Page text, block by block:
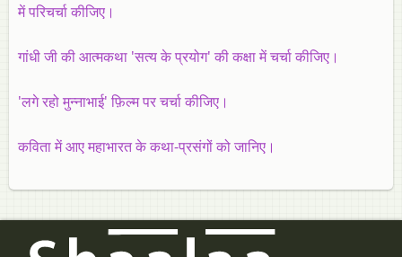
में परिचर्चा कीजिए।
गांधी जी की आत्मकथा 'सत्य के प्रयोग' की कक्षा में चर्चा कीजिए।
'लगे रहो मुन्नाभाई' फ़िल्म पर चर्चा कीजिए।
कविता में आए महाभारत के कथा-प्रसंगों को जानिए।